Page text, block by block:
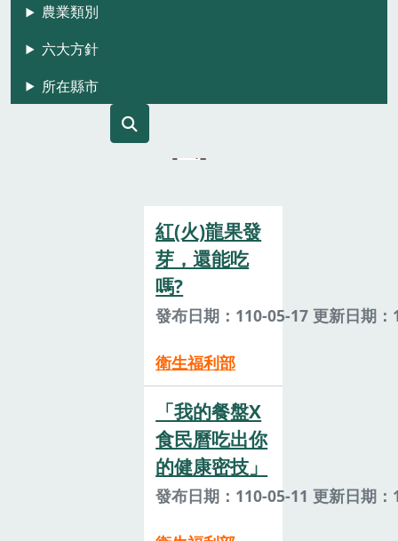
農業類別
六大方針
所在縣市
紅(火)龍果發
芽，還能吃
嗎?
發布日期：110-05-17 更新日期
衛生福利部
「我的餐盤X
食民曆吃出你
的健康密技」
發布日期：110-05-11 更新日期